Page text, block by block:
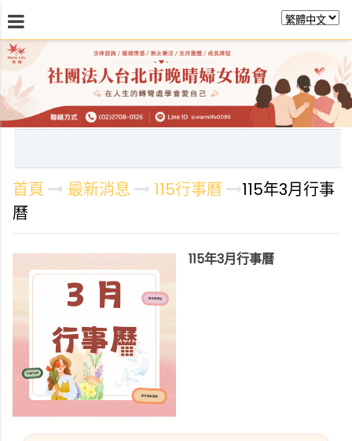
最新消息 關於晚晴 日常服務 課程活動
首頁 最新消息 115行事曆
115年3月行事
曆
115年3月行事曆